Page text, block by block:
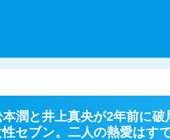
潤と井上真央が2年前に
セブン。二人の熱愛はす